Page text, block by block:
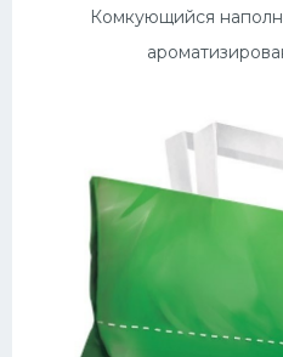
Комкующийся